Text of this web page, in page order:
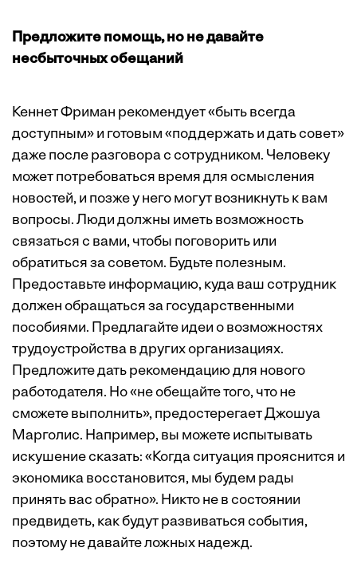
Предложите помощь, но не давайте
несбыточных обещаний
Кеннет Фриман рекомендует «быть всегда
доступным» и готовым «поддержать и дать совет»
даже после разговора с сотрудником. Человеку
может потребоваться время для осмысления
новостей, и позже у него могут возникнуть к вам
вопросы. Люди должны иметь возможность
связаться с вами, чтобы поговорить или
обратиться за советом. Будьте полезным.
Предоставьте информацию, куда ваш сотрудник
должен обращаться за государственными
пособиями. Предлагайте идеи о возможностях
трудоустройства в других организациях.
Предложите дать рекомендацию для нового
работодателя. Но «не обещайте того, что не
сможете выполнить», предостерегает Джошуа
Марголис. Например, вы можете испытывать
искушение сказать: «Когда ситуация прояснится и
экономика восстановится, мы будем рады
принять вас обратно». Никто не в состоянии
предвидеть, как будут развиваться события,
поэтому не давайте ложных надежд.